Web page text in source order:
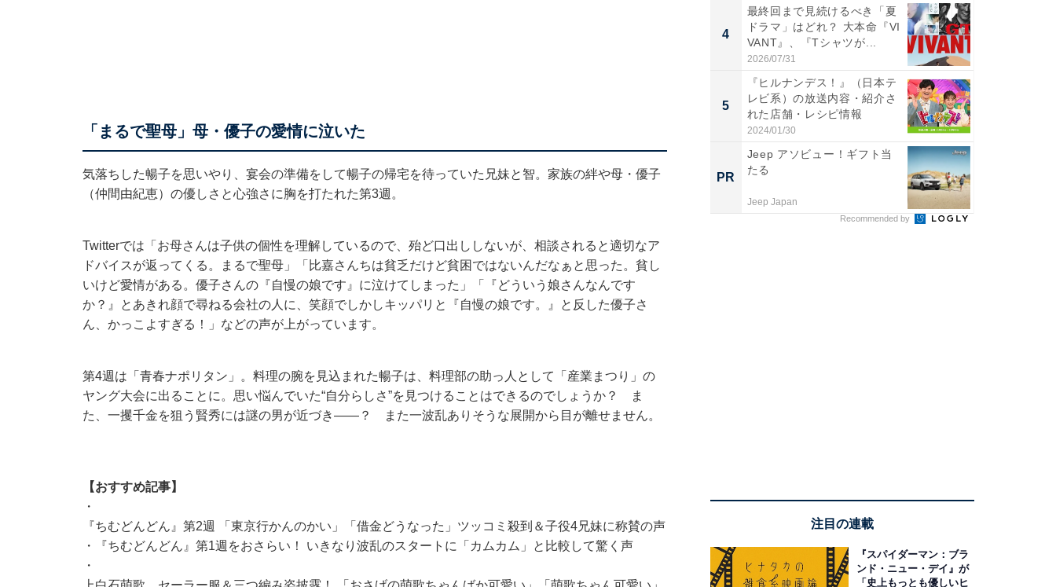
「まるで聖母」母・優子の愛情に泣いた
気落ちした暢子を思いやり、宴会の準備をして暢子の帰宅を待っていた兄妹と智。家族の絆や母・優子
（仲間由紀恵）の優しさと心強さに胸を打たれた第3週。
Twitterでは「お母さんは子供の個性を理解しているので、殆ど口出ししないが、相談されると適切なア
ドバイスが返ってくる。まるで聖母」「比嘉さんちは貧乏だけど貧困ではないんだなぁと思った。貧し
いけど愛情がある。優子さんの『自慢の娘です』に泣けてしまった」「『どういう娘さんなんです
か？』とあきれ顔で尋ねる会社の人に、笑顔でしかしキッパリと『自慢の娘です。』と反した優子さ
ん、かっこよすぎる！」などの声が上がっています。
第4週は「青春ナポリタン」。料理の腕を見込まれた暢子は、料理部の助っ人として「産業まつり」の
ヤング大会に出ることに。思い悩んでいた“自分らしさ”を見つけることはできるのでしょうか？ ま
た、一攫千金を狙う賢秀には謎の男が近づき――？ また一波乱ありそうな展開から目が離せません。
【おすすめ記事】
・
『ちむどんどん』第2週 「東京行かんのかい」「借金どうなった」ツッコミ殺到＆子役4兄妹に称賛の声
・
『ちむどんどん』第1週をおさらい！ いきなり波乱のスタートに「カムカム」と比較して驚く声
・
4
最終回まで見続けるべき「夏
ドラマ」はどれ？ 大本命『VI
VANT』、『Tシャツが...
2026/07/31
5
『ヒルナンデス！』（日本テ
レビ系）の放送内容・紹介さ
れた店舗・レシピ情報
2024/01/30
PR
Jeep アソビュー！ギフト当
たる
Jeep Japan
Recommended by
注目の連載
『スパイダーマン：ブラ
ンド・ニュー・デイ』が
「史上もっとも優しいヒ